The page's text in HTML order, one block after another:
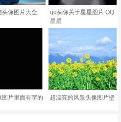
头像图片大全
qq头像关于星星图片 QQ
星星
图片里面有字的 超漂亮的风景头像图片壁